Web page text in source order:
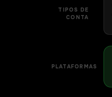
TIPOS DE
CONTA
PLATAFORMAS